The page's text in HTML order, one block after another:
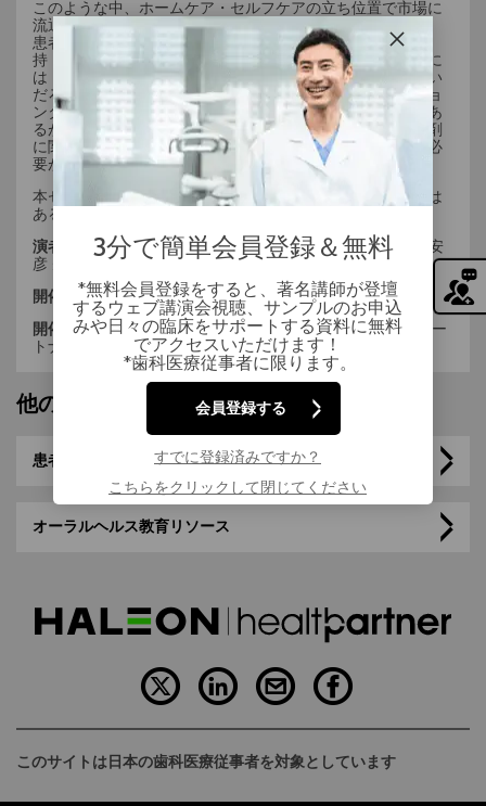
このような中、ホームケア・セルフケアの立ち位置で市場に
流通している義歯安定剤も選択肢の一つではないだろうか。
患者が義歯安定剤に求める効果は，痛みの軽減や義歯の維
持・安定・安心感などと報告されている。一方，歯科医師に
は「負のイメージ」や「嫌悪感」がつき纏っているのはない
だろうか。本邦で主に販売されている義歯安定剤はクッショ
ンタイプ，クリームタイプおよびパウダータイプの３種であ
るが、歯科医師がそれらと向き合っていくには、義歯安定剤
に関する効果がどこまで明らかで、何が課題なのかを知る必
要がある。
本セミナーではそれらの点を整理し，臨床に還元できる点は
あるのか？を皆さんと考えてみたい。
演者 :
日本大学松戸歯学部有床義歯補綴学講座教授 河相 安
彦 先生
開催日 : 2022年8月26日（金）
開催時間 :19:30～20:15 (20:20～20:30 Haleonヘルスパー
トナーからのお知らせ)
他のページを見る
患者さん向け資材
オーラルヘルス教育リソース
このサイトは日本の歯科医療従事者を対象としています
3分で簡単会員登録＆無料
*無料会員登録をすると、著名講師が登壇
するウェブ講演会視聴、サンプルのお申込
みや日々の臨床をサポートする資料に無料
でアクセスいただけます！
*歯科医療従事者に限ります。
会員登録する
すでに登録済みですか？
こちらをクリックして閉じてください